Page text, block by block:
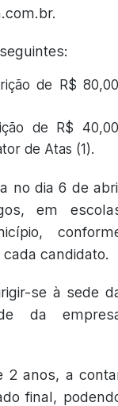
de R$
de R$
de Atas (1).
no dia 6 de
em
candidato.
se à sede
da
2 anos, a
final,